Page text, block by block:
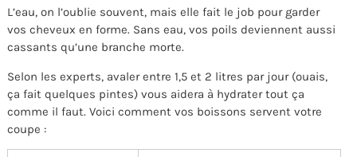
L’eau, on l’oublie souvent, mais elle fait le job pour garder
vos cheveux en forme. Sans eau, vos poils deviennent aussi
cassants qu’une branche morte.
Selon les experts, avaler entre 1,5 et 2 litres par jour (ouais,
ça fait quelques pintes) vous aidera à hydrater tout ça
comme il faut. Voici comment vos boissons servent votre
coupe :